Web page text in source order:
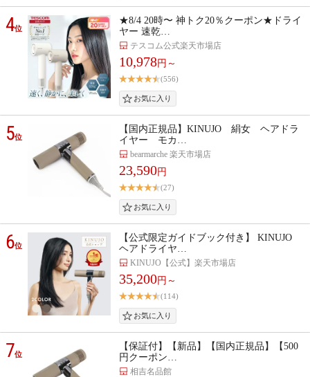
4位
★8/4 20時〜 神トク20％クーポン★ドライ
ヤー 速乾…
テスコム公式楽天市場店
10,978円～
(556)
5位
【国内正規品】KINUJO 絹女 ヘアドラ
イヤー モカ…
bearmarche 楽天市場店
23,590円
(27)
6位
【公式限定ガイドブック付き】 KINUJO
ヘアドライヤ…
KINUJO【公式】楽天市場店
35,200円～
(114)
7位
【保証付】【新品】【国内正規品】【500
円クーポン…
相吉名品館